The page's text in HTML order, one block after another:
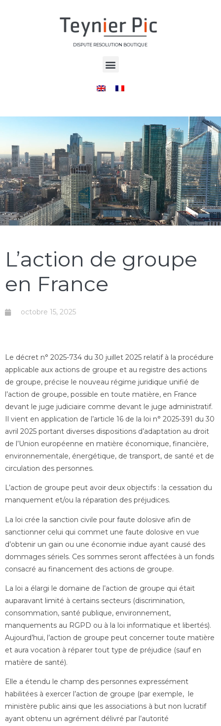
DISPUTE RESOLUTION BOUTIQUE
L’action de groupe
en France
octobre 15, 2025
Le décret n° 2025-734 du 30 juillet 2025 relatif à la procédure
applicable aux actions de groupe et au registre des actions
de groupe, précise le nouveau régime juridique unifié de
l’action de groupe, possible en toute matière, en France
devant le juge judiciaire comme devant le juge administratif.
Il vient en application de l’article 16 de la loi n° 2025-391 du 30
avril 2025 portant diverses dispositions d’adaptation au droit
de l’Union européenne en matière économique, financière,
environnementale, énergétique, de transport, de santé et de
circulation des personnes.
L’action de groupe peut avoir deux objectifs : la cessation du
manquement et/ou la réparation des préjudices.
La loi crée la sanction civile pour faute dolosive afin de
sanctionner celui qui commet une faute dolosive en vue
d’obtenir un gain ou une économie indue ayant causé des
dommages sériels. Ces sommes seront affectées à un fonds
consacré au financement des actions de groupe.
La loi a élargi le domaine de l’action de groupe qui était
auparavant limité à certains secteurs (discrimination,
consommation, santé publique, environnement,
manquements au RGPD ou à la loi informatique et libertés).
Aujourd’hui, l’action de groupe peut concerner toute matière
et aura vocation à réparer tout type de préjudice (sauf en
matière de santé).
Elle a étendu le champ des personnes expressément
habilitées à exercer l’action de groupe (par exemple, le
ministère public ainsi que les associations à but non lucratif
ayant obtenu un agrément délivré par l’autorité